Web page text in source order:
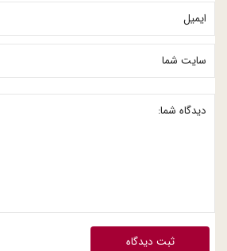
ثبت دیدگاه